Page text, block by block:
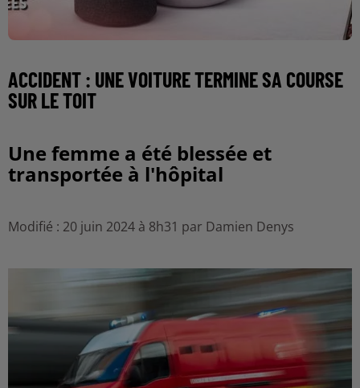
ACCIDENT : UNE VOITURE TERMINE SA COURSE
SUR LE TOIT
Une femme a été blessée et
transportée à l'hôpital
Modifié : 20 juin 2024 à 8h31 par Damien Denys